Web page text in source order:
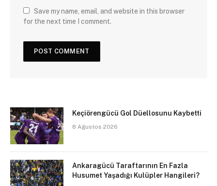
Save my name, email, and website in this browser
for the next time I comment.
Keçiörengücü Gol Düellosunu Kaybetti
8 Ağustos 2026
Ankaragücü Taraftarının En Fazla
Husumet Yaşadığı Kulüpler Hangileri?